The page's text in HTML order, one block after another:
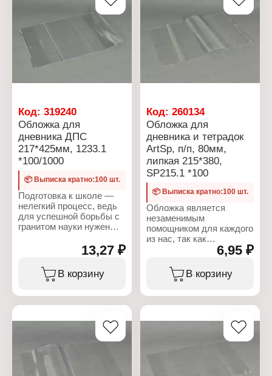
регулируя по ширине
альбома, плотно его
облегает.
Характеристики:
Торговая марка:
Тип товара: Обложка
альбомов по рисованию
и черчению
Размер: 215х685 мм
Плотность: 110 мкм
Материал: ПВХ
Цвет: прозрачная
Код: 319240
Обложка для
дневника ДПС
217*425мм, 1233.1
*100/1000
📦 Выписка кратно:100 шт.
Подготовка к школе —
нелегкий процесс, ведь
для успешной борьбы с
гранитом науки нужен
товаров, которые всегда
должны быть с собой
или под рукой. Но его
можно существенно
если приобрести все
месте. Обложки — один
из первых пунктов в
списке необходимого.
Обложка для дневников
и тетрадей ДПС,
217x425мм, 110мкм, ШК,
13,27 ₽
В корзину
Код:260134
Обложка для
дневника и тетрадок
ArtSp, п/п, 80мм,
липкая 215*380,
SP215.1 *100
📦 Выписка кратно:100 шт.
Обложка является
незаменимым
помощником для каждого
из нас, так как
современная тенденция
к чтению печатной книги
наращивает свои
обороты, а для
первоначальный вид
защищает от грязи,
Обложка для дневника и
6,95 ₽
В корзину